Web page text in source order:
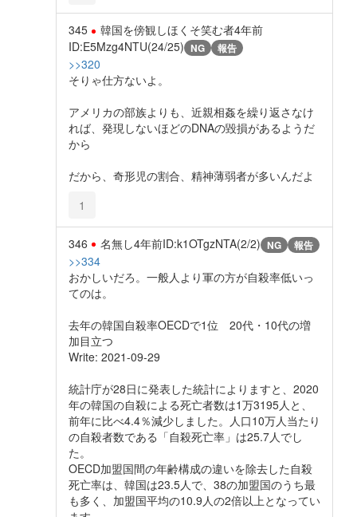
345 韓国を傍観しほくそ笑む者4年前
ID:E5Mzg4NTU(24/25) NG 報告
>>320
そりゃ仕方ないよ。
アメリカの部族よりも、近親相姦を繰り返さなけ
れば、発現しないほどのDNAの毀損があるようだ
から
だから、奇形児の割合、精神薄弱者が多いんだよ
1
346 名無し4年前ID:k1OTgzNTA(2/2) NG 報告
>>334
おかしいだろ。一般人より軍の方が自殺率低いっ
てのは。
去年の韓国自殺率OECDで1位 20代・10代の増
加目立つ
Write: 2021-09-29
統計庁が28日に発表した統計によりますと、2020
年の韓国の自殺による死亡者数は1万3195人と、
前年に比べ4.4％減少しました。人口10万人当たり
の自殺者数である「自殺死亡率」は25.7人でし
た。
OECD加盟国間の年齢構成の違いを除去した自殺
死亡率は、韓国は23.5人で、38の加盟国のうち最
も多く、加盟国平均の10.9人の2倍以上となってい